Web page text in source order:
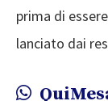
prima di
lanciato dai